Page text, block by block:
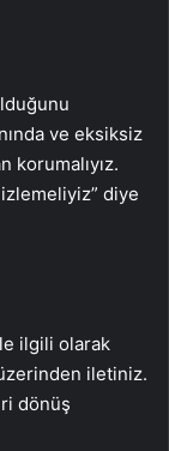
ve eksiksiz
korumalıyız.
diye
ilgili olarak
iletiniz.
dönüş